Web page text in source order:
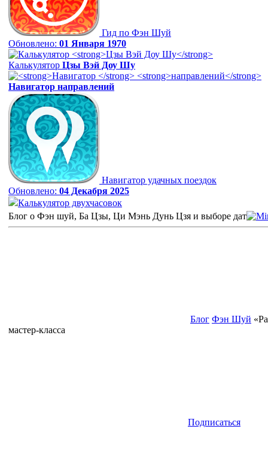
Гид по Фэн Шуй
Обновлено: 01 Января 1970
Калькулятор Цзы Вэй Доу Шу
Навигатор направлений
Навигатор удачных поездок
Обновлено: 04 Декабря 2025
Калькулятор двухчасовок
Блог о Фэн шуй, Ба Цзы, Ци Мэнь Дунь Цзя и выборе дат
Блог Фэн Шуй
мастер-класса
Подписаться